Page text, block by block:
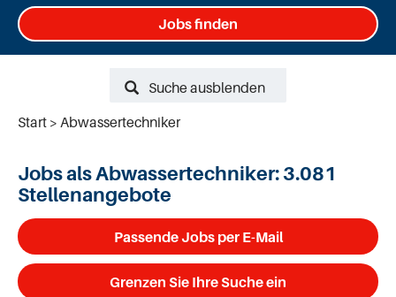
Jobs finden
Suche ausblenden
Start
Abwassertechniker
Jobs als Abwassertechniker:3.081
Stellenangebote
Passende Jobs per E-Mail
Grenzen Sie Ihre Suche ein